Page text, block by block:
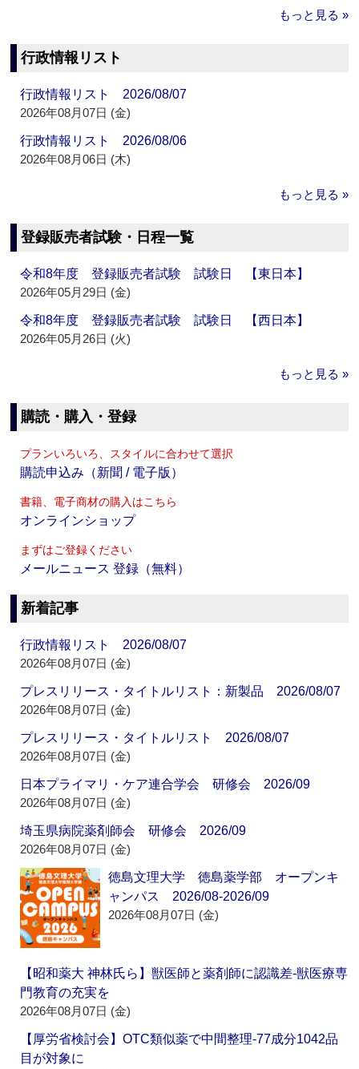
もっと見る »
行政情報リスト
行政情報リスト 2026/08/07
2026年08月07日 (金)
行政情報リスト 2026/08/06
2026年08月06日 (木)
もっと見る »
登録販売者試験・日程一覧
令和8年度 登録販売者試験 試験日 【東日本】
2026年05月29日 (金)
令和8年度 登録販売者試験 試験日 【西日本】
2026年05月26日 (火)
もっと見る »
購読・購入・登録
プランいろいろ、スタイルに合わせて選択
購読申込み（新聞 / 電子版）
書籍、電子商材の購入はこちら
オンラインショップ
まずはご登録ください
メールニュース 登録（無料）
新着記事
行政情報リスト 2026/08/07
2026年08月07日 (金)
プレスリリース・タイトルリスト：新製品 2026/08/07
2026年08月07日 (金)
プレスリリース・タイトルリスト 2026/08/07
2026年08月07日 (金)
日本プライマリ・ケア連合学会 研修会 2026/09
2026年08月07日 (金)
埼玉県病院薬剤師会 研修会 2026/09
2026年08月07日 (金)
徳島文理大学 徳島薬学部 オープンキ
ャンパス 2026/08-2026/09
2026年08月07日 (金)
【昭和薬大 神林氏ら】獣医師と薬剤師に認識差‐獣医療専
門教育の充実を
2026年08月07日 (金)
【厚労省検討会】OTC類似薬で中間整理‐77成分1042品
目が対象に